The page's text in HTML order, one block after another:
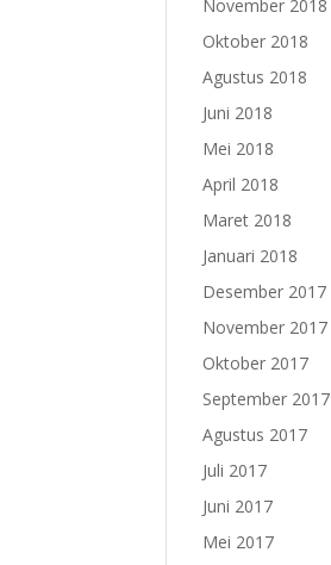
November 2018
Oktober 2018
Agustus 2018
Juni 2018
Mei 2018
April 2018
Maret 2018
Januari 2018
Desember 2017
November 2017
Oktober 2017
September 2017
Agustus 2017
Juli 2017
Juni 2017
Mei 2017